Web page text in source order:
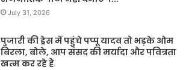
July 31, 2026
पुजारी की ड्रेस में पहुंचे पप्पू यादव तो भड़के ओम
बिरला, बोले, आप संसद की मर्यादा और पवित्रता
खत्म कर रहे हैं